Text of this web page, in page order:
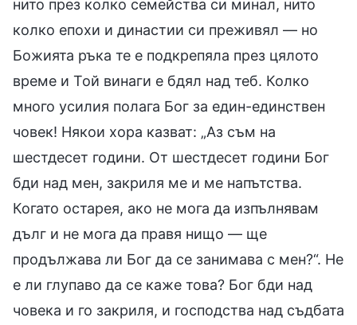
нито през колко семейства си минал, нито
колко епохи и династии си преживял — но
Божията ръка те е подкрепяла през цялото
време и Той винаги е бдял над теб. Колко
много усилия полага Бог за един-единствен
човек! Някои хора казват: „Аз съм на
шестдесет години. От шестдесет години Бог
бди над мен, закриля ме и ме напътства.
Когато остарея, ако не мога да изпълнявам
дълг и не мога да правя нищо — ще
продължава ли Бог да се занимава с мен?“. Не
е ли глупаво да се каже това? Бог бди над
човека и го закриля, и господства над съдбата